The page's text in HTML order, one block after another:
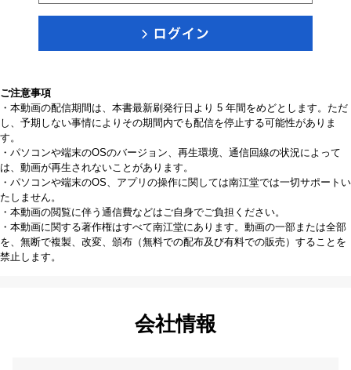
ご注意事項
・本動画の配信期間は、本書最新刷発行日より 5 年間をめどとします。ただ
し、予期しない事情によりその期間内でも配信を停止する可能性がありま
す。
・パソコンや端末のOSのバージョン、再生環境、通信回線の状況によって
は、動画が再生されないことがあります。
・パソコンや端末のOS、アプリの操作に関しては南江堂では一切サポートい
たしません。
・本動画の閲覧に伴う通信費などはご自身でご負担ください。
・本動画に関する著作権はすべて南江堂にあります。動画の一部または全部
を、無断で複製、改変、頒布（無料での配布及び有料での販売）することを
禁止します。
会社情報